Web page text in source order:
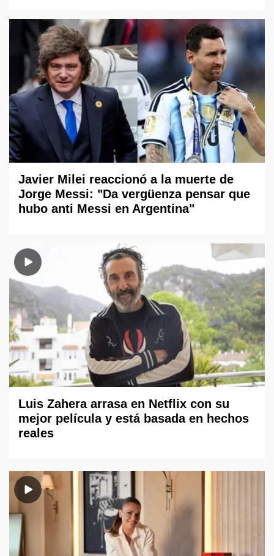
Javier Milei reaccionó a la muerte de
Jorge Messi: "Da vergüenza pensar que
hubo anti Messi en Argentina"
Luis Zahera arrasa en Netflix con su
mejor película y está basada en hechos
reales